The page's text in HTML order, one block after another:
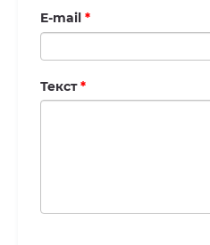
E-mail*
Текст*